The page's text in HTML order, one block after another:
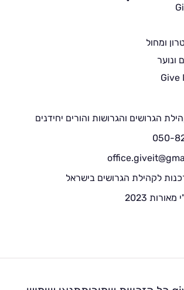
ומחול
ונוער
הגרושים והגרושות והורים יחידנים
לקהילת הגרושים בישראל
2023